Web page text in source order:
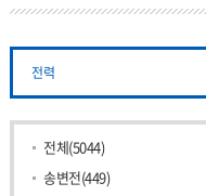
전력
전체(5044)
송변전(449)